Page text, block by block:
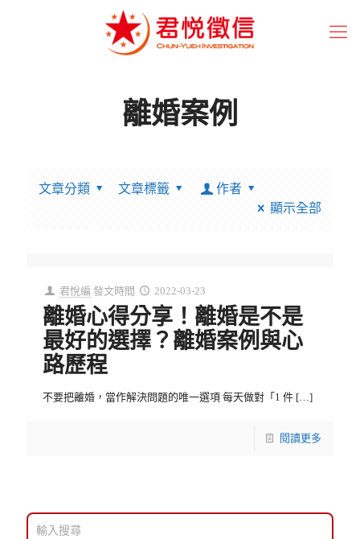
離婚案例
文章分類 文章標籤
作者
顯示全部
君悅編 發文時間 2022-03-23
離婚心得分享！離婚是不是
最好的選擇？離婚案例與心
路歷程
不要把離婚，當作解決問題的唯一選項 每天做對「1 件 […]
閱讀更多